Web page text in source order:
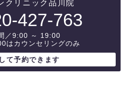
427-763
／9:00 ～ 19:00
はカウンセリングのみ